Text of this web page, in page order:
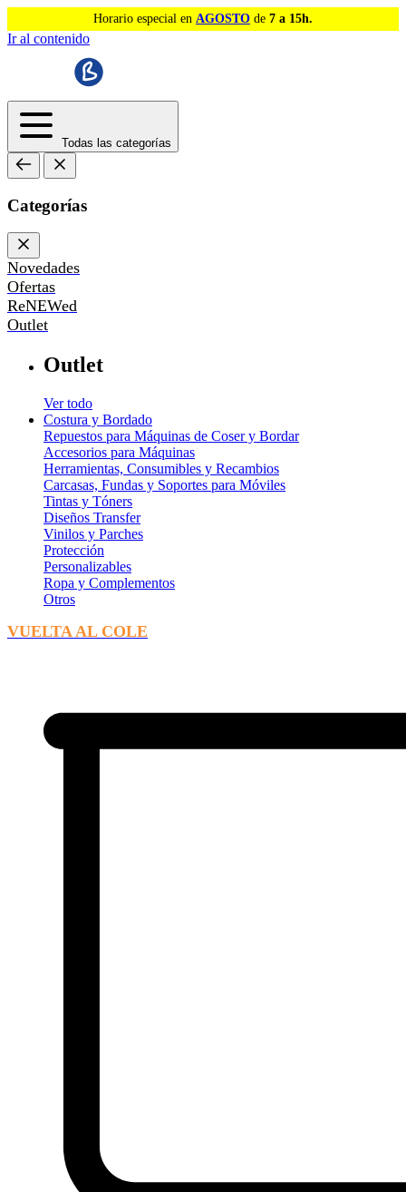
Horario especial en AGOSTO de 7 a 15h.
Ir al contenido
Todas las categorías
Categorías
Novedades
Ofertas
ReNEWed
Outlet
Outlet
Ver todo
Costura y Bordado
Repuestos para Máquinas de Coser y Bordar
Accesorios para Máquinas
Herramientas, Consumibles y Recambios
Carcasas, Fundas y Soportes para Móviles
Tintas y Tóners
Diseños Transfer
Vinilos y Parches
Protección
Personalizables
Ropa y Complementos
Otros
VUELTA AL COLE